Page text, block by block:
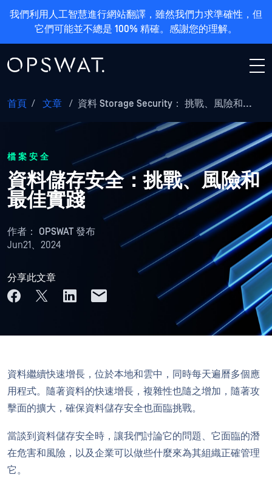
我們利用人工智慧進行網站翻譯，雖然我們力求準確性，但
它們可能並不總是 100% 精確。感謝您的理解。
首頁 / 文章 / 資料 Storage Security： 挑戰、風險和...
檔案安全
資料儲存安全：挑戰、風險和
最佳實踐
作者： OPSWAT 發布
Jun21、2024
分享此文章
資料繼續快速增長，位於本地和雲中，同時每天遍曆多個應
用程式。隨著資料的快速增長，複雜性也隨之增加，隨著攻
擊面的擴大，確保資料儲存安全也面臨挑戰。
當談到資料儲存安全時，讓我們討論它的問題、它面臨的潛
在危害和風險，以及企業可以做些什麼來為其組織正確管理
它。